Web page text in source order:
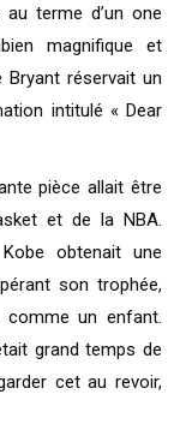
terme d’un one
magnifique et
réservait un
intitulé « Dear
pièce allait être
et de la NBA.
obtenait une
son trophée,
comme un enfant.
grand temps de
cet au revoir,